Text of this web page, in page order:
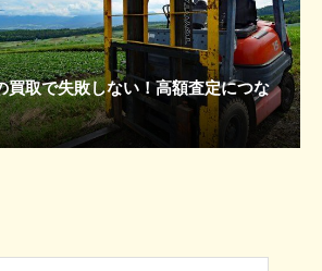
買取で失敗しない！高額査定につな